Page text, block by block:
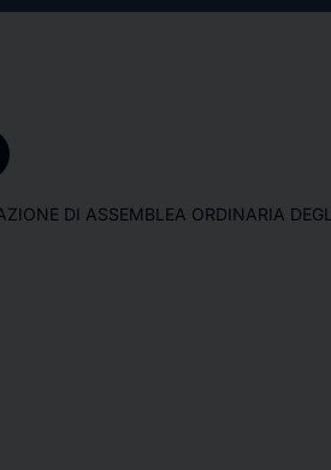
DI ASSEMBLEA ORDINARIA